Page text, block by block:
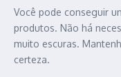
Você pode conseguir
produtos. Não há
muito escuras.
certeza.